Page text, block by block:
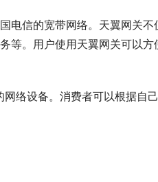
电信的宽带网络。天翼网关
等。用户使用天翼网关可以
络设备。消费者可以根据自